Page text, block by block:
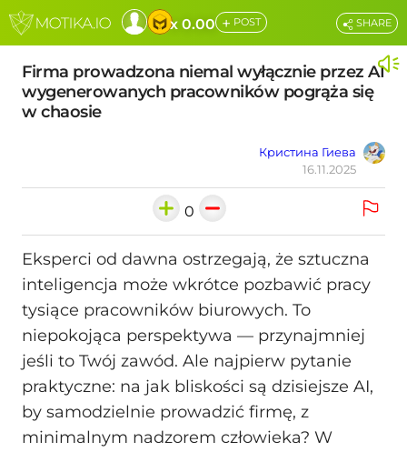
x 0.00 + POST
Firma prowadzona niemal wyłącznie przez AI
wygenerowanych pracowników pogrąża się
w chaosie
Кристина Гиева
16.11.2025
SHARE
0
Eksperci od dawna ostrzegają, że sztuczna
inteligencja może wkrótce pozbawić pracy
tysiące pracowników biurowych. To
niepokojąca perspektywa — przynajmniej
jeśli to Twój zawód. Ale najpierw pytanie
praktyczne: na jak bliskości są dzisiejsze AI,
by samodzielnie prowadzić firmę, z
minimalnym nadzorem człowieka? W